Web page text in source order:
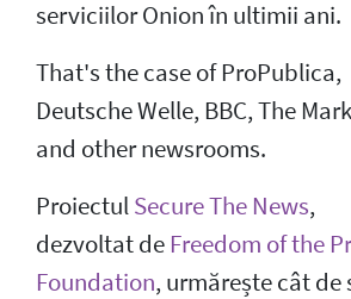
serviciilor Onion în ultimii ani.
That's the case of ProPublica,
Deutsche Welle, BBC, The
and other newsrooms.
ProiectulSecure The News,
dezvoltat de Freedom of the
Foundation, urmărește cât de